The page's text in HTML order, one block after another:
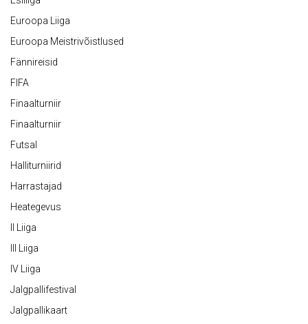
Euroopa Liiga
Euroopa Meistrivõistlused
Fännireisid
FIFA
Finaalturniir
Finaalturniir
Futsal
Halliturniirid
Harrastajad
Heategevus
II Liiga
III Liiga
IV Liiga
Jalgpallifestival
Jalgpallikaart